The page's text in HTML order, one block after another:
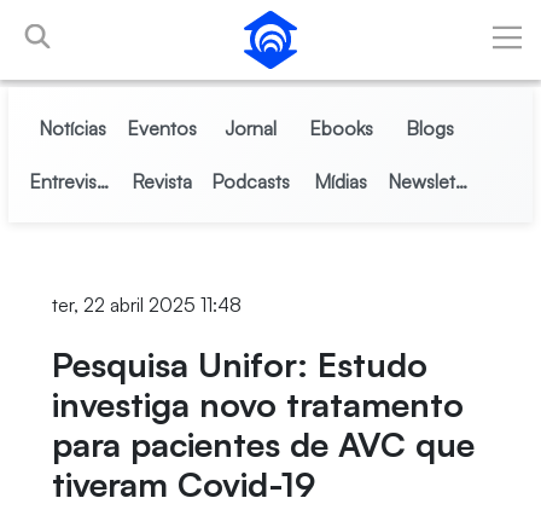
Pular para o Conteúdo principal
Notícias Eventos Jornal Ebooks Blogs
Entrevistas Revista Podcasts Mídias Newsletter
ter, 22 abril 2025 11:48
Pesquisa Unifor: Estudo
investiga novo tratamento
para pacientes de AVC que
tiveram Covid-19